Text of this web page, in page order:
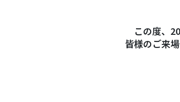
この度、
皆様のご来